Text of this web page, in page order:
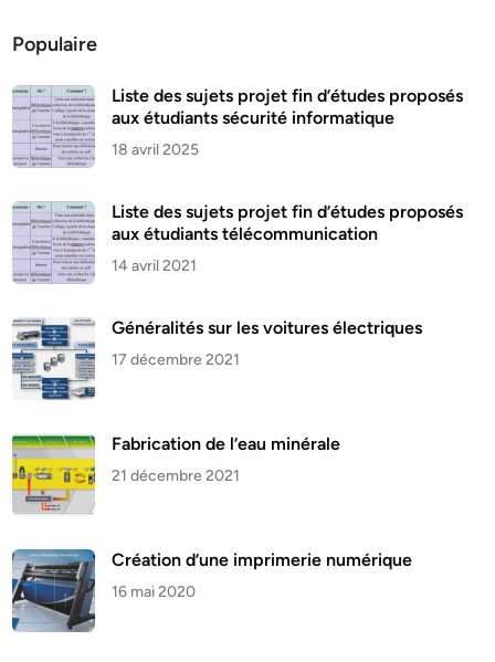
Populaire
Liste des sujets projet fin d’études proposés
aux étudiants sécurité informatique
18 avril 2025
Liste des sujets projet fin d’études proposés
aux étudiants télécommunication
14 avril 2021
Généralités sur les voitures électriques
17 décembre 2021
Fabrication de l’eau minérale
21 décembre 2021
Création d’une imprimerie numérique
16 mai 2020